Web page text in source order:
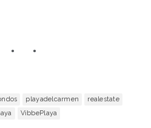
playadelcarmen
realestate
VibbePlaya